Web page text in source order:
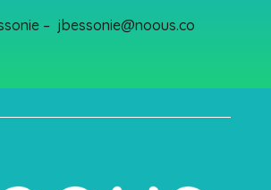
– jbessonie@noous.co